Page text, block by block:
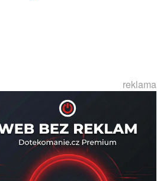
reklama